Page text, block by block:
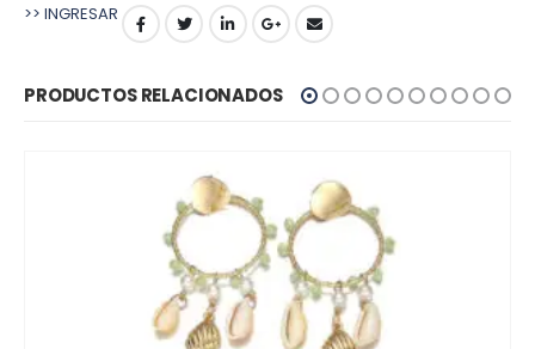
>> INGRESAR
PRODUCTOS RELACIONADOS